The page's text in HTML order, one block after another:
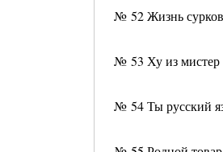
№ 52 Жизнь
№ 53 Ху из
№ 54 Ты русский